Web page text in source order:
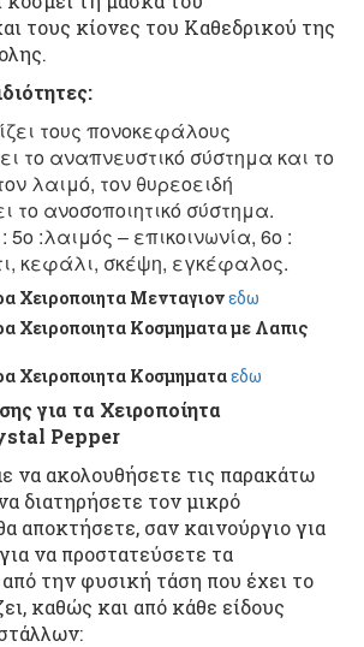
τους κίονες του Καθεδρικού της
τους πονοκεφάλους
το αναπνευστικό σύστημα και το
λαιμό, τον θυρεοειδή
το ανοσοποιητικό σύστημα.
:λαιμός – επικοινωνία, 6ο :
κεφάλι, σκέψη, εγκέφαλος.
Χειροποιητα Μενταγιονεδω
Χειροποιητα Κοσμηματα με Λαπις
Χειροποιητα Κοσμηματαεδω
για τα Χειροποίητα
Pepper
να ακολουθήσετε τις παρακάτω
διατηρήσετε τον μικρό
αποκτήσετε, σαν καινούργιο για
να προστατεύσετε τα
την φυσική τάση που έχει το
καθώς και από κάθε είδους